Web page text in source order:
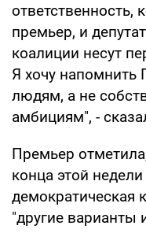
ответственность,
премьер, и
коалиции несут
Я хочу напомнить
людям, а не
амбициям", -
Премьер
конца этой
демократическая
"другие варианты